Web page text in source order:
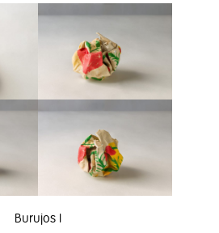
Burujos I